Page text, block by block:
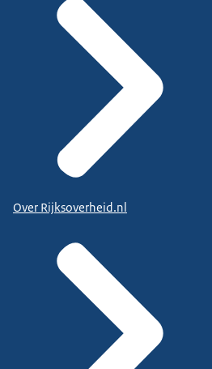
Over Rijksoverheid.nl